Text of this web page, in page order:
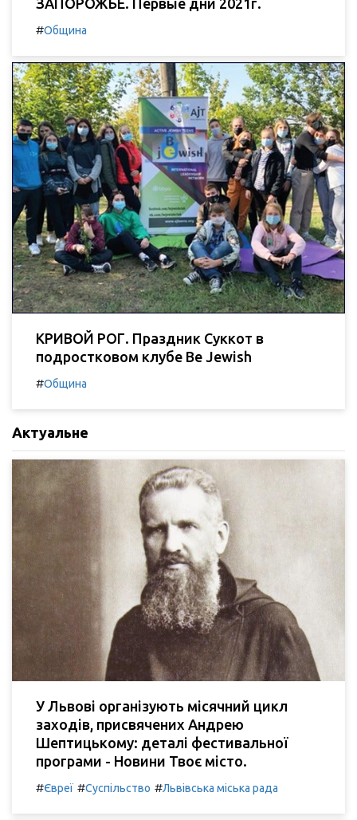
ЗАПОРОЖЬЕ. Первые дни 2021г.
#Община
КРИВОЙ РОГ. Праздник Суккот в
подростковом клубе Be Jewish
#Община
Актуальне
У Львові організують місячний цикл
заходів, присвячених Андрею
Шептицькому: деталі фестивальної
програми - Новини Твоє місто.
#Євреї #Суспільство #Львівська міська рада